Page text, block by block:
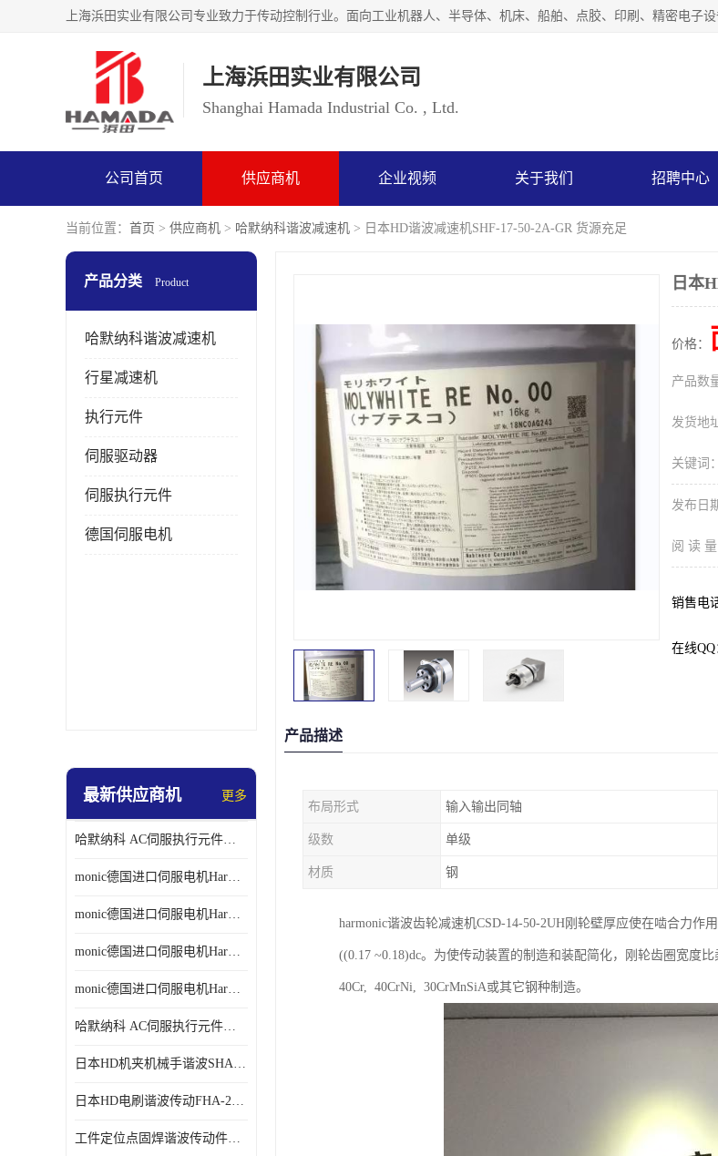
上海浜田实业有限公司
Shanghai Hamada Industrial Co. , Ltd.
公司首页 供应商机 企业视频 关于我们 招聘中心
当前位置： 首页 > 供应商机 > 哈默纳科谐波减速机 > 日本HD谐波减速机SHF-17-50-2A-GR 货源充足
产品分类 Product
哈默纳科谐波减速机
行星减速机
执行元件
伺服驱动器
伺服执行元件
德国伺服电机
最新供应商机 更多
哈默纳科 AC伺服执行元件扁平型SHA系列 议价
monic德国进口伺服电机Har中国总代理单价
monic德国进口伺服电机Har中国总代理代理
monic德国进口伺服电机Har中国总代理公司
monic德国进口伺服电机Har中国总代理供应
哈默纳科 AC伺服执行元件扁平型SHA系列
日本HD机夹机械手谐波SHA32A120CG-B12B
日本HD电刷谐波传动FHA-25C-50-E250-C
工件定位点固焊谐波传动件哈默纳科CSF-45-100-2UH
日本
价格：
产品数
发货地
关键词：
发布日
阅 读 量
销售电
在线QQ
产品描述
布局形式 输入输出同轴
级数 单级
材质 钢
harmonic谐波齿轮减速机CSD-14-50-2UH刚轮壁厚应使在啮合力
((0.17 ~0.18)dc。为使传动装置的制造和装配简化，刚轮齿圈宽度
40Cr, 40CrNi, 30CrMnSiA或其它钢种制造。